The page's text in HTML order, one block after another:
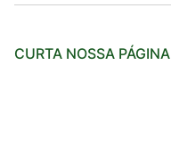
CURTA NOSSA PÁGINA